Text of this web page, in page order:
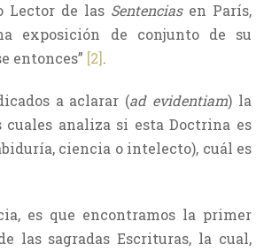
Lector de las Sentenciasen París,
exposición de conjunto de su
entonces” [2].
a aclarar (ad evidentiam) la
cuales analiza si esta Doctrina es
ciencia o intelecto), cuál es
es que encontramos la primer
las sagradas Escrituras, la cual,